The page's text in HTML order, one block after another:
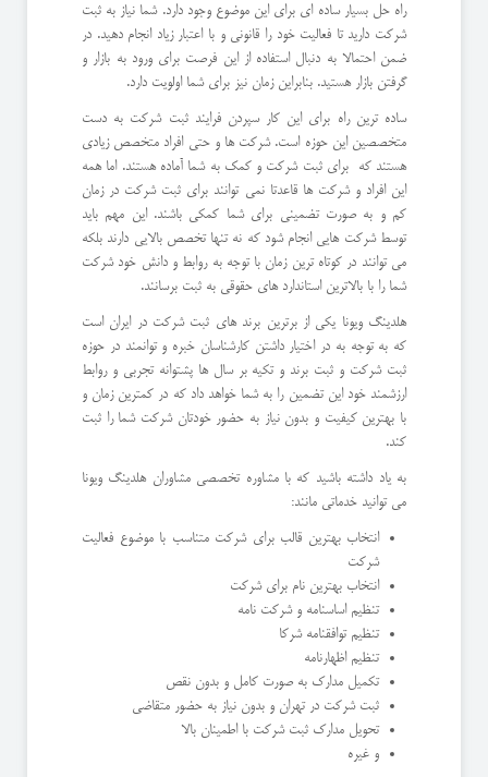
راه حل بسیار ساده ای برای این موضوع وجود دارد. شما نیاز به ثبت
شرکت دارید تا فعالیت خود را قانونی و با اعتبار زیاد انجام دهید. در
ضمن احتمالا به دنبال استفاده از این فرصت برای ورود به بازار و
گرفتن بازار هستید. بنابراین زمان نیز برای شما اولویت دارد.
ساده ترین راه برای این کار سپردن فرایند ثبت شرکت به دست
متخصصین این حوزه است. شرکت ها و حتی افراد متخصص زیادی
هستند که برای ثبت شرکت و کمک به شما آماده هستند. اما همه
این افراد و شرکت ها قاعدتا نمی توانند برای ثبت شرکت در زمان
کم و به صورت تضمینی برای شما کمکی باشند. این مهم باید
توسط شرکت هایی انجام شود که نه تنها تخصص بالایی دارند بلکه
می توانند در کوتاه ترین زمان با توجه به روابط و دانش خود شرکت
شما را با بالاترین استاندارد های حقوقی به ثبت برسانند.
هلدینگ ویونا یکی از برترین برند های ثبت شرکت در ایران است
که به توجه به در اختیار داشتن کارشناسان خبره و توانمند در حوزه
ثبت شرکت و ثبت برند و تکیه بر سال ها پشتوانه تجربی و روابط
ارزشمند خود این تضمین را به شما خواهد داد که در کمترین زمان و
با بهترین کیفیت و بدون نیاز به حضور خودتان شرکت شما را ثبت
کند.
به یاد داشته باشید که با مشاوره تخصصی مشاوران هلدینگ ویونا
می توانید خدماتی مانند:
انتخاب بهترین قالب برای شرکت متناسب با موضوع فعالیت
شرکت
انتخاب بهترین نام برای شرکت
تنظیم اساسنامه و شرکت نامه
تنظیم توافقنامه شرکا
تنظیم اظهارنامه
تکمیل مدارک به صورت کامل و بدون نقص
ثبت شرکت در تهران و بدون نیاز به حضور متقاضی
تحویل مدارک ثبت شرکت با اطمینان بالا
و غیره